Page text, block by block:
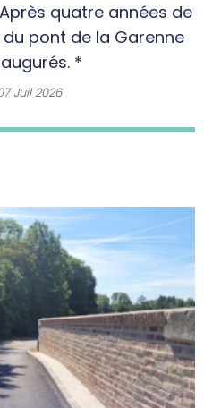
quatre années de
pont de la Garenne
*
Juil 2026